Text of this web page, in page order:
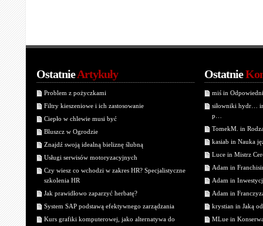
OstatnieArtykuły
Problem z pożyczkami
Filtry kieszeniowe i ich zastosowanie
Ciepło w chlewie musi być
Bluszcz w Ogrodzie
Znajdź swoją idealną bieliznę ślubną
Usługi serwisów motoryzacyjnych
Czy wiesz co wchodzi w zakres HR? Specjalistyczne
szkolenia HR
Jak prawidłowo zaparzyć herbatę?
System SAP podstawą efektywnego zarządzania
Kurs grafiki komputerowej, jako alternatywa do
Ostatnie
miś in
siłowniki hydr…
p…
TomekM. in
kasiab in Nauka
Luce in Mistrz
Adam in
Adam in
Adam in
krystian in Jaką
MLue in